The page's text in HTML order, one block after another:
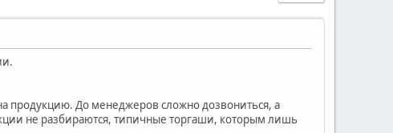
продукцию. До менеджеров сложно дозвониться, а
не разбираются, типичные торгаши, которым лишь